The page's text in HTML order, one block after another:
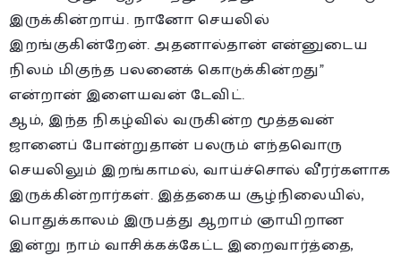
இருக்கின்றாய். நானோ செயலில்
இறங்குகின்றேன். அதனால்தான் என்னுடைய
நிலம் மிகுந்த பலனைக் கொடுக்கின்றது”
என்றான் இளையவன் டேவிட்.
ஆம், இந்த நிகழ்வில் வருகின்ற மூத்தவன்
ஜானைப் போன்றுதான் பலரும் எந்தவொரு
செயலிலும் இறங்காமல், வாய்ச்சொல் வீரர்களாக
இருக்கின்றார்கள். இத்தகைய சூழ்நிலையில்,
பொதுக்காலம் இருபத்து ஆறாம் ஞாயிறான
இன்று நாம் வாசிக்கக்கேட்ட இறைவார்த்தை,